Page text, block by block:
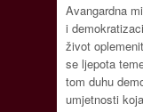
Avangardna
i
život
se ljepota
tom duhu
umjetnosti